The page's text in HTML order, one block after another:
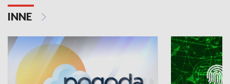
INNE